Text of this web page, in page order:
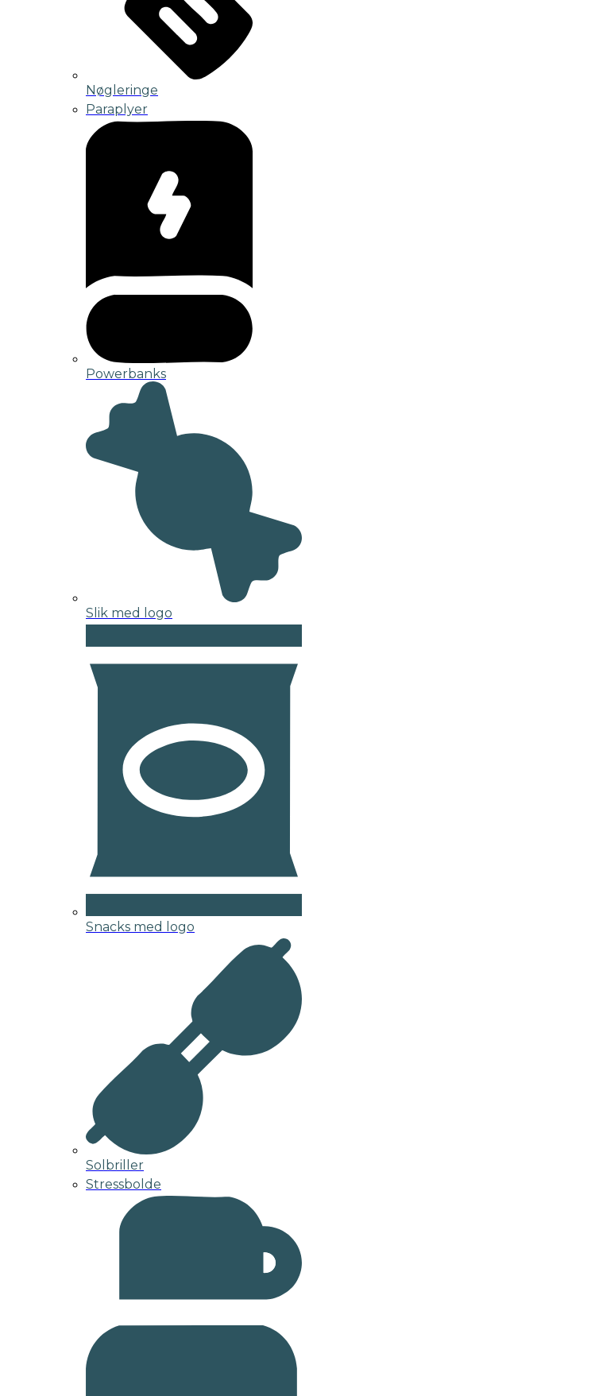
Nøgleringe
Paraplyer
Powerbanks
Slik med logo
Snacks med logo
Solbriller
Stressbolde